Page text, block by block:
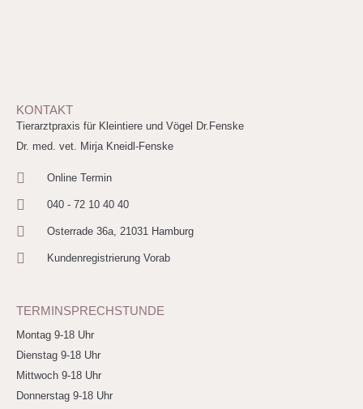
KONTAKT
Tierarztpraxis für Kleintiere und Vögel Dr.Fenske
Dr. med. vet. Mirja Kneidl-Fenske
Online Termin
040 - 72 10 40 40
Osterrade 36a, 21031 Hamburg
Kundenregistrierung Vorab
TERMINSPRECHSTUNDE
Montag 9-18 Uhr
Dienstag 9-18 Uhr
Mittwoch 9-18 Uhr
Donnerstag 9-18 Uhr